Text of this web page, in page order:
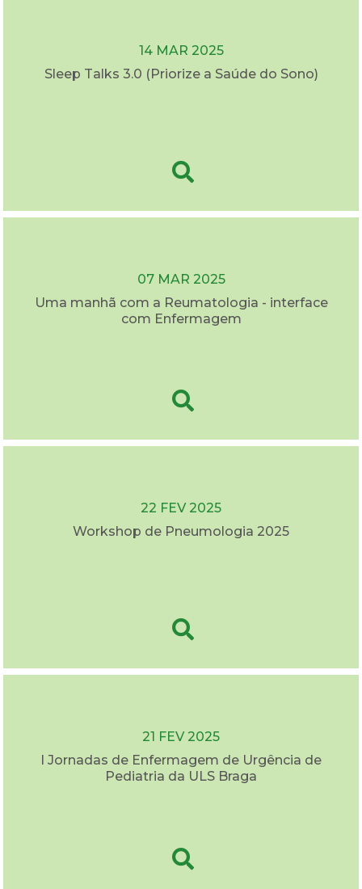
14 MAR 2025
Sleep Talks 3.0 (Priorize a Saúde do Sono)
07 MAR 2025
Uma manhã com a Reumatologia - interface
com Enfermagem
22 FEV 2025
Workshop de Pneumologia 2025
21 FEV 2025
I Jornadas de Enfermagem de Urgência de
Pediatria da ULS Braga